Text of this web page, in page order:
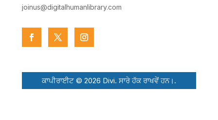
joinus@digitalhumanlibrary.com
ਕਾਪੀਰਾਈਟ © 2026 Divi. ਸਾਰੇ ਹੱਕ ਰਾਖਵੇਂ ਹਨ।.